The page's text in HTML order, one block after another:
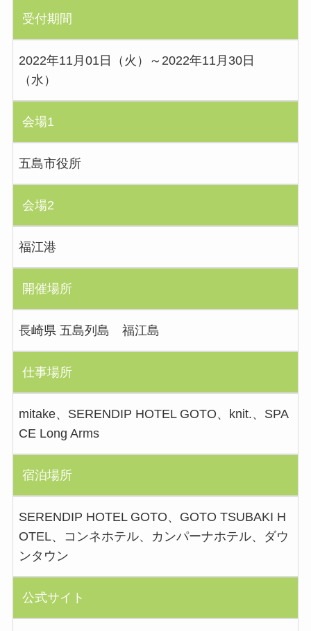
受付期間
2022年11月01日（火）～2022年11月30日
（水）
会場1
五島市役所
会場2
福江港
開催場所
長崎県 五島列島 福江島
仕事場所
mitake、SERENDIP HOTEL GOTO、knit.、SPA
CE Long Arms
宿泊場所
SERENDIP HOTEL GOTO、GOTO TSUBAKI H
OTEL、コンネホテル、カンパーナホテル、ダウ
ンタウン
公式サイト